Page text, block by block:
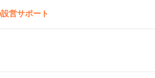
営サポート